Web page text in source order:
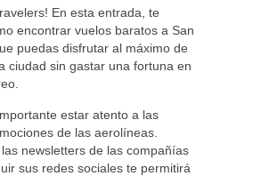
En esta entrada, te
encontrar vuelos baratos a San
puedas disfrutar al máximo de
ciudad sin gastar una fortuna en
estar atento a las
de las aerolíneas.
newsletters de las compañías
sus redes sociales te permitirá